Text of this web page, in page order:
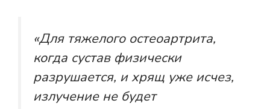
«Для тяжелого остеоартрита,
когда сустав физически
разрушается, и хрящ уже исчез,
излучение не будет